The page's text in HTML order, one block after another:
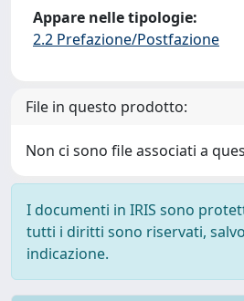
Appare nelle tipologie:
2.2 Prefazione/Postfazione
File in questo prodotto:
Non ci sono file associati a
I documenti in IRIS sono
tutti i diritti sono riservati,
indicazione.